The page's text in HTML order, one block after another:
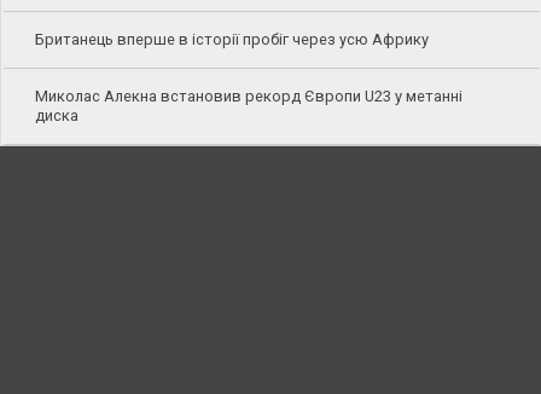
Британець вперше в історії пробіг через усю Африку
Миколас Алекна встановив рекорд Європи U23 у метанні
диска